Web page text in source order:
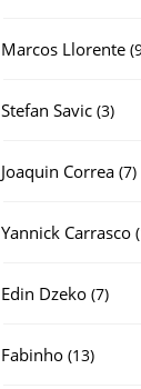
Marcos Llorente
Stefan Savic 33
Joaquin Correa 77
Yannick Carrasco
Edin Dzeko 77
Fabinho 1313